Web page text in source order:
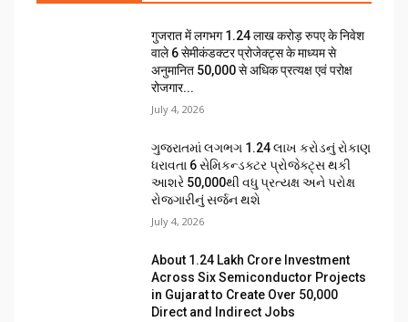
गुजरात में लगभग 1.24 लाख करोड़ रुपए के निवेश
वाले 6 सेमीकंडक्टर प्रोजेक्ट्स के माध्यम से
अनुमानित 50,000 से अधिक प्रत्यक्ष एवं परोक्ष
रोजगार...
July 4, 2026
ગુજરાતમાં લગભગ ₹1.24 લાખ કરોડનું રોકાણ
ધરાવતા 6 સેમિકન્ડક્ટર પ્રોજેક્ટ્સ થકી
આશરે 50,000થી વધુ પ્રત્યક્ષ અને પરોક્ષ
રોજગારીનું સર્જન થશે
July 4, 2026
About ₹1.24 Lakh Crore Investment
Across Six Semiconductor Projects
in Gujarat to Create Over 50,000
Direct and Indirect Jobs